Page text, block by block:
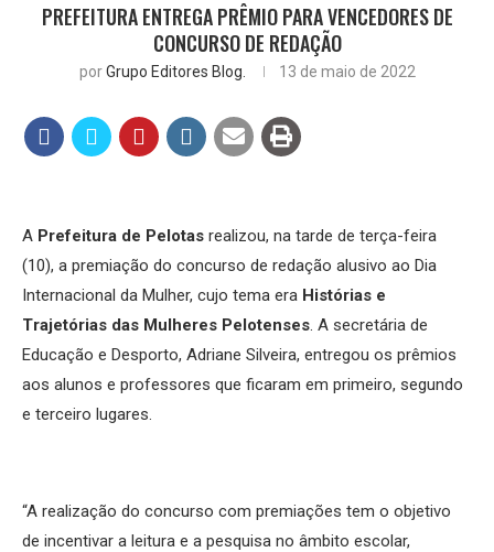
PREFEITURA ENTREGA PRÊMIO PARA VENCEDORES DE
CONCURSO DE REDAÇÃO
porGrupo Editores Blog. 13 de maio de 2022
A Prefeitura de Pelotas realizou, na tarde de terça-feira
(10), a premiação do concurso de redação alusivo ao Dia
Internacional da Mulher, cujo tema era Histórias e
Trajetórias das Mulheres Pelotenses. A secretária de
Educação e Desporto, Adriane Silveira, entregou os prêmios
aos alunos e professores que ficaram em primeiro, segundo
e terceiro lugares.
“A realização do concurso com premiações tem o objetivo
de incentivar a leitura e a pesquisa no âmbito escolar,